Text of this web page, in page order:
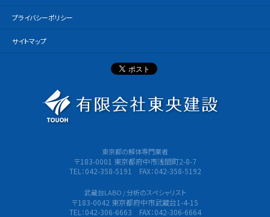
プライバシーポリシー
サイトマップ
東京都の解体専門業者
〒183-0001 東京都府中市浅間町2-8-7
TEL：042-358-5191 FAX：042-358-5192
武蔵台LABO / 分析のスペシャリスト
〒183-0042 東京都府中市武蔵台1-4-15
TEL：042-306-6663 FAX：042-306-6664